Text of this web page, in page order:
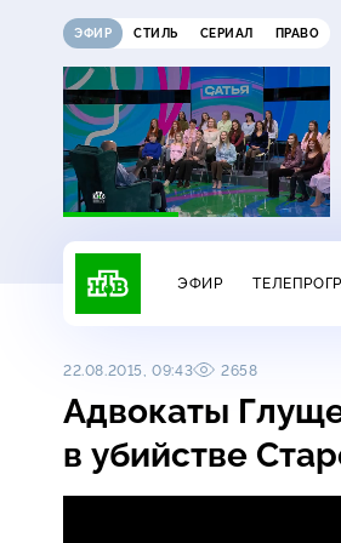
ЭФИР СТИЛЬ СЕРИАЛ ПРАВО
07:00
Сегодня
ЭФИР
22.08.2015, 09:43 2658
Адвокаты
в убийстве